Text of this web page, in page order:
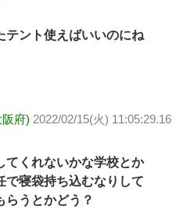
テント使えばいいのにね
府) 2022/02/15(火) 11:05:29.16
てくれないかな学校とか
で寝袋持ち込むなりして
らうとかどう？